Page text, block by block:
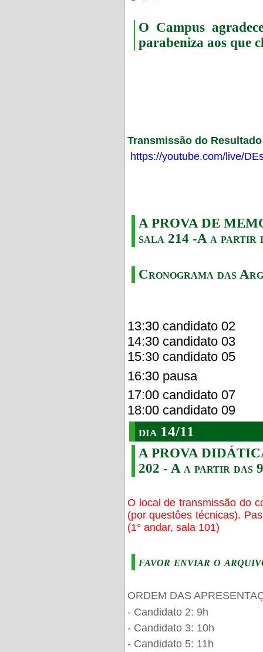
O Campus
parabeniza aos que
Transmissão do
https://youtube.com/live/
A PROVA DE
sala 214 -A a partir
Cronograma das
13:30 candidato 02
14:30 candidato 03
15:30 candidato 05
16:30 pausa
17:00 candidato 07
18:00 candidato 09
dia 14/11
A PROVA
202 - A a partir das
O local de transmissão do
(por questôes técnicas).
(1° andar, sala 101)
favor enviar o
ORDEM DAS
- Candidato 2: 9h
- Candidato 3: 10h
- Candidato 5: 11h